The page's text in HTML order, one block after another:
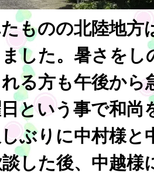
ものの北陸地方
した。暑さをし
る方も午後か
という事で和尚
ぶりに中村様と
した後、中越様